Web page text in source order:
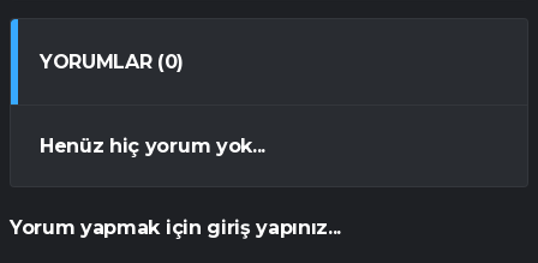
YORUMLAR (0)
Henüz hiç yorum yok...
Yorum yapmak için giriş yapınız...